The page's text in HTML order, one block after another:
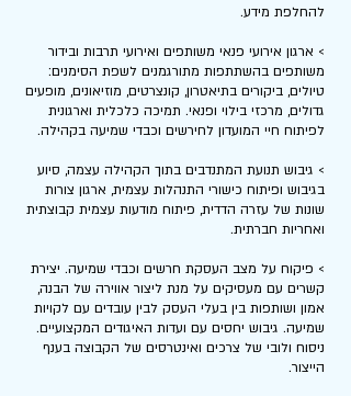
להחלפת מידע.
> ארגון אירועי פנאי משותפים ואירועי תרבות ובידור
משותפים בהשתתפות מתורגמנים לשפת הסימנים:
טיולים, ביקורים בתיאטרון, קונצרטים, מוזיאונים, מופעים
גדולים, מרכזי בילוי ופנאי. תמיכה כלכלית וארגונית
לפיתוח חיי המועדון לחירשים וכבדי שמיעה בקהילה.
> גיבוש תנועת המתנדבים בתוך הקהילה עצמה, סיוע
בגיבוש ופיתוח כישורי התנהלות עצמית, ארגון צורות
שונות של עזרה הדדית, פיתוח מודעות עצמית קבוצתית
ואחריות חברתית.
> פיקוח על מצב העסקת חרשים וכבדי שמיעה. יצירת
קשרים עם מעסיקים על מנת ליצור אווירה של הבנה,
אמון ושותפות בין בעלי העסק לבין עובדים עם לקויות
שמיעה. גיבוש יחסים עם ועדות האיגודים המקצועיים.
ניסוח ולובי של צרכים ואינטרסים של הקבוצה בענף
הייצור.